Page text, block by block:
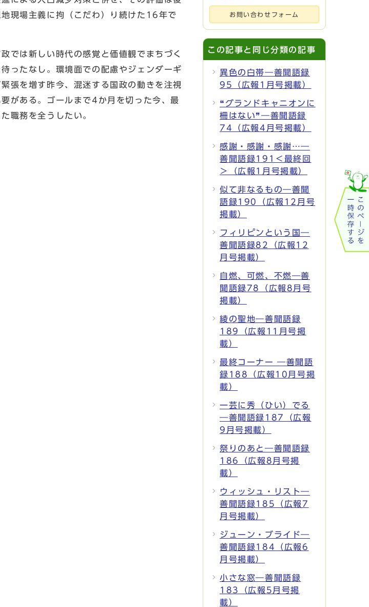
現場主義に拘（こだわ）り続けた16年で
では新しい時代の感覚と価値観でまちづく
ったなし。環境面での配慮やジェンダーギ
張を増す昨今、混迷する国政の動きを注視
がある。ゴールまで4か月を切った今、最
職務を全うしたい。
お問い合わせフォーム
この記事と同じ分類の記事
異色の白帯―善聞語録
95（広報1月号掲載）
❝グランドキャニオンに
柵はない❞―善聞語録
74（広報4月号掲載）
感謝・感謝・感謝…―
善聞語録191＜最終回
＞（広報1月号掲載）
似て非なるもの―善聞
語録190（広報12月号
掲載）
フィリピンという国―
善聞語録82（広報12
月号掲載）
自燃、可燃、不燃―善
聞語録78（広報8月号
掲載）
綾の聖地―善聞語録
189（広報11月号掲
載）
最終コーナー ―善聞語
録188（広報10月号掲
載）
一芸に秀（ひい）でる
―善聞語録187（広報
9月号掲載）
祭りのあと―善聞語録
186（広報8月号掲
載）
ウィッシュ・リスト―
善聞語録185（広報7
月号掲載）
ジューン・ブライド―
善聞語録184（広報6
月号掲載）
小さな窓―善聞語録
183（広報5月号掲
載）